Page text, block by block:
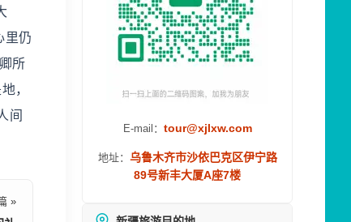
里仍
所
，
间
»
E-mail： tour@xjlxw.com
地址： 乌鲁木齐市沙依巴克区伊宁路
89号新丰大厦A座7楼